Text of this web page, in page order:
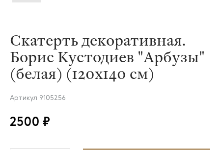
Скатерть декоративная.
Борис Кустодиев "Арбузы"
(белая) (120х140 см)
Артикул 9105256
2500 ₽